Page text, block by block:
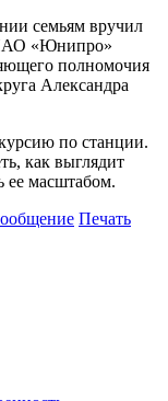
семьям вручил
«Юнипро»
полномочия
Александра
по станции.
как выглядит
ее масштабом.
Печать